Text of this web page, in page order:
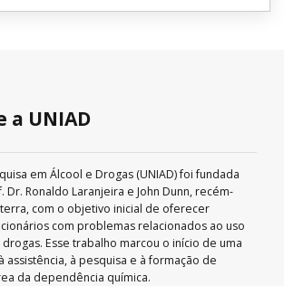
a UNIAD
em Álcool e Drogas (UNIAD) foi fundada
Dr. Ronaldo Laranjeira e John Dunn, recém-
com o objetivo inicial de oferecer
com problemas relacionados ao uso
Esse trabalho marcou o início de uma
assistência, à pesquisa e à formação de
da dependência química.